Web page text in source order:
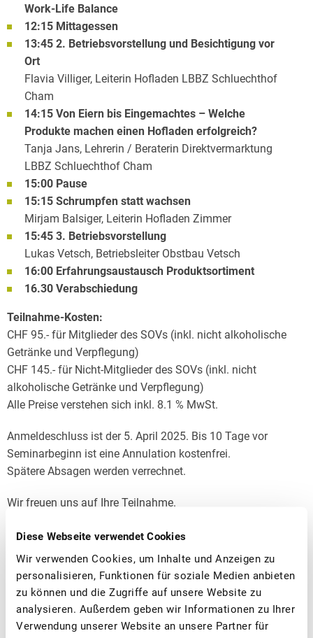
Diese Webseite verwendet Cookies
Wir verwenden Cookies, um Inhalte und Anzeigen zu
personalisieren, Funktionen für soziale Medien anbieten
zu können und die Zugriffe auf unsere Website zu
analysieren. Außerdem geben wir Informationen zu Ihrer
Verwendung unserer Website an unsere Partner für
Work-Life Balance
12:15 Mittagessen
13:45 2. Betriebsvorstellung und Besichtigung vor
Ort
Flavia Villiger, Leiterin Hofladen LBBZ Schluechthof
Cham
14:15 Von Eiern bis Eingemachtes – Welche
Produkte machen einen Hofladen erfolgreich?
Tanja Jans, Lehrerin / Beraterin Direktvermarktung
LBBZ Schluechthof Cham
15:00 Pause
15:15 Schrumpfen statt wachsen
Mirjam Balsiger, Leiterin Hofladen Zimmer
15:45 3. Betriebsvorstellung
Lukas Vetsch, Betriebsleiter Obstbau Vetsch
16:00 Erfahrungsaustausch Produktsortiment
16.30 Verabschiedung
Teilnahme-Kosten:
CHF 95.- für Mitglieder des SOVs (inkl. nicht alkoholische
Getränke und Verpflegung)
CHF 145.- für Nicht-Mitglieder des SOVs (inkl. nicht
alkoholische Getränke und Verpflegung)
Alle Preise verstehen sich inkl. 8.1 % MwSt.
Anmeldeschluss ist der 5. April 2025. Bis 10 Tage vor
Seminarbeginn ist eine Annulation kostenfrei.
Spätere Absagen werden verrechnet.
Wir freuen uns auf Ihre Teilnahme.
Fragen zum
Direktvermarktungsseminar